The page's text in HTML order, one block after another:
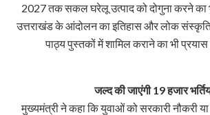
2027 तक सकल घरेलू उत्पाद को दोगुना करने का
उत्तराखंड के आंदोलन का इतिहास और लोक संस्कृति
पाठ्य पुस्तकों में शामिल कराने का भी प्रयास
जल्द की जाएंगी 19 हजार
मुख्यमंत्री ने कहा कि युवाओं को सरकारी नौकरी